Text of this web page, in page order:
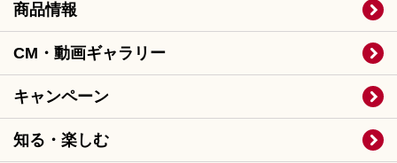
商品情報
CM・動画ギャラリー
キャンペーン
知る・楽しむ